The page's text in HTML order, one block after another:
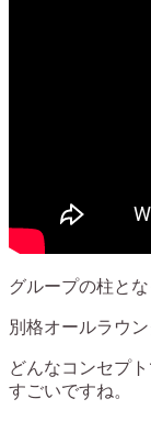
グループの柱と
別格オールラウ
どんなコンセプ
すごいですね。